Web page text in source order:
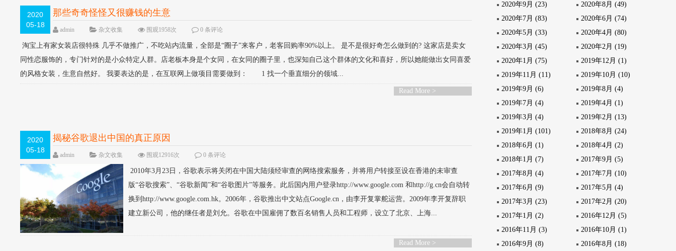
2020
05-18
那些奇奇怪怪又很赚钱的生意
admin 杂文收集 围观1958次 0 条评论
淘宝上有家女装店很特殊 几乎不做推广，不吃站内流量，全部是“圈子”来客户，老客回购率90%以上。 是不是很好奇怎么做到的? 这家店是卖女
同性恋服饰的，专门针对的是小众特定人群。店老板本身是个女同，在女同的圈子里，也深知自己这个群体的文化和喜好，所以她能做出女同喜爱
的风格女装，生意自然好。 我要表达的是，在互联网上做项目需要做到： 1 找一个垂直细分的领域...
Read More >
2020
05-18
揭秘谷歌退出中国的真正原因
admin 杂文收集 围观12916次 0 条评论
2010年3月23日，谷歌表示将关闭在中国大陆须经审查的网络搜索服务，并将用户转接至设在香港的未审查
版“谷歌搜索”、“谷歌新闻”和“谷歌图片”等服务。此后国内用户登录http://www.google.com 和http://g.cn会自动转
换到http://www.google.com.hk。2006年，谷歌推出中文站点Google.cn，由李开复掌舵运营。2009年李开复辞职
建立新公司，他的继任者是刘允。谷歌在中国雇佣了数百名销售人员和工程师，设立了北京、上海...
Read More >
2020年9月 (23)
2020年8月 (49)
2020年7月 (83)
2020年6月 (74)
2020年5月 (33)
2020年4月 (80)
2020年3月 (45)
2020年2月 (19)
2020年1月 (75)
2019年12月 (1)
2019年11月 (11)
2019年10月 (10)
2019年9月 (6)
2019年8月 (4)
2019年7月 (4)
2019年4月 (1)
2019年3月 (4)
2019年2月 (13)
2019年1月 (101)
2018年8月 (24)
2018年6月 (1)
2018年4月 (2)
2018年1月 (7)
2017年9月 (5)
2017年8月 (4)
2017年7月 (10)
2017年6月 (9)
2017年5月 (4)
2017年3月 (23)
2017年2月 (20)
2017年1月 (2)
2016年12月 (5)
2016年11月 (3)
2016年10月 (1)
2016年9月 (8)
2016年8月 (18)